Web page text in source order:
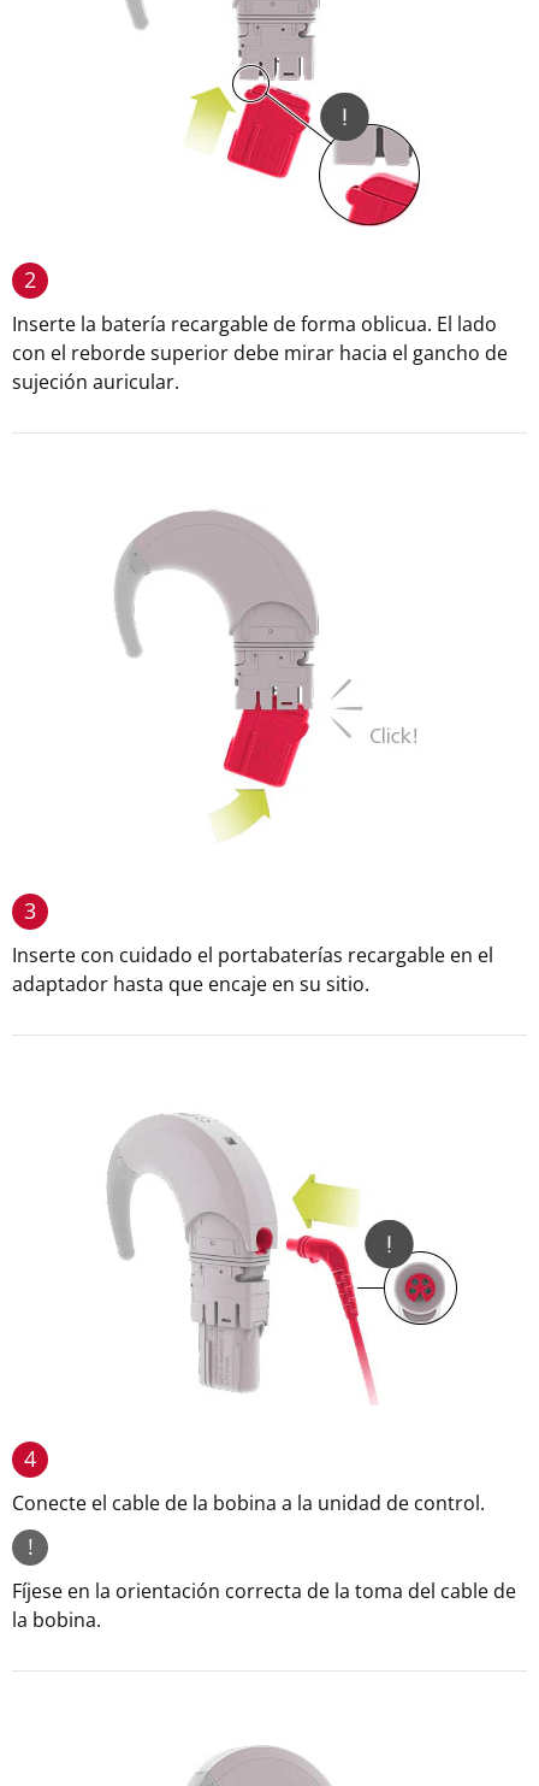
2
Inserte la batería recargable de forma oblicua. El lado
con el reborde superior debe mirar hacia el gancho de
sujeción auricular.
3
Inserte con cuidado el portabaterías recargable en el
adaptador hasta que encaje en su sitio.
4
Conecte el cable de la bobina a la unidad de control.
!
Fíjese en la orientación correcta de la toma del cable de
la bobina.